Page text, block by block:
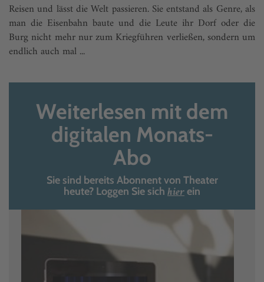
Reisen und lässt die Welt passieren. Sie entstand als Genre, als
man die Eisenbahn baute und die Leute ihr Dorf oder die
Burg nicht mehr nur zum Kriegführen verließen, sondern um
endlich auch mal ...
Weiterlesen mit dem
digitalen Monats-
Abo
Sie sind bereits Abonnent von Theater
heute? Loggen Sie sich hierein